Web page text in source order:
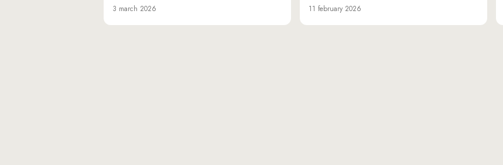
3 march 2026 11 february 2026